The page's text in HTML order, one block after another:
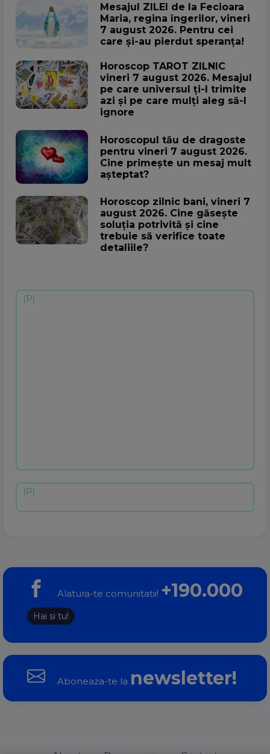
Mesajul ZILEI de la Fecioara
Maria, regina îngerilor, vineri
7 august 2026. Pentru cei
care și-au pierdut speranța!
Horoscop TAROT ZILNIC
vineri 7 august 2026. Mesajul
pe care universul ți-l trimite
azi și pe care mulți aleg să-l
ignore
Horoscopul tău de dragoste
pentru vineri 7 august 2026.
Cine primește un mesaj mult
așteptat?
Horoscop zilnic bani, vineri 7
august 2026. Cine găsește
soluția potrivită și cine
trebuie să verifice toate
detaliile?
Alatura-te comunitatii! +190.000
Hai si tu!
Aboneaza-te la newsletter!